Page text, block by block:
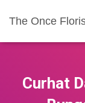
The Once
Curhat